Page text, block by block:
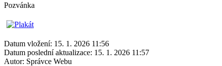
Pozvánka
Datum vložení: 15. 1. 2026 11:56
Datum poslední aktualizace: 15. 1. 2026 11:57
Autor: Správce Webu